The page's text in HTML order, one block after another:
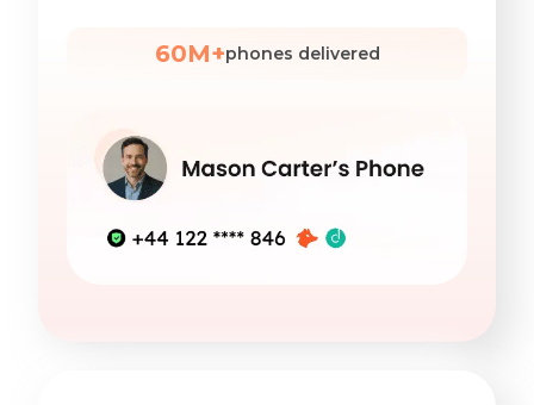
60M+phones delivered